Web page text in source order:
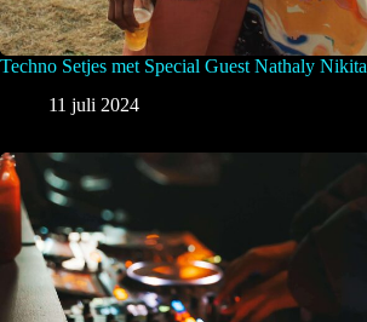
Techno Setjes met Special Guest Nathaly Nikita
11 juli 2024